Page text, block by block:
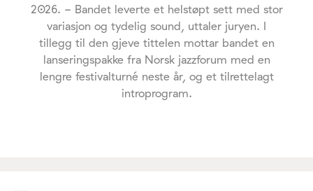
2026. - Bandet leverte et helstøpt sett med stor
variasjon og tydelig sound, uttaler juryen. I
tillegg til den gjeve tittelen mottar bandet en
lanseringspakke fra Norsk jazzforum med en
lengre festivalturné neste år, og et tilrettelagt
introprogram.